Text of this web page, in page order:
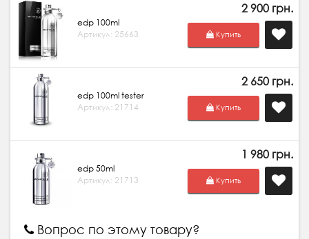
edp 100ml
Артикул: 25663
2 900 грн.
Купить
edp 100ml tester
Артикул: 21714
2 650 грн.
Купить
edp 50ml
Артикул: 21713
1 980 грн.
Купить
Вопрос по этому товару?